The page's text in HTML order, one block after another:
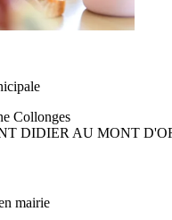
Collonges
DIDIER AU MONT
mairie